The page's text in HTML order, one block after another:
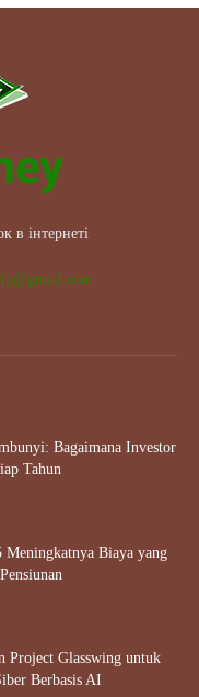
в інтернеті
Bagaimana Investor
Tahun
Meningkatnya Biaya yang
Project Glasswing untuk
Berbasis AI